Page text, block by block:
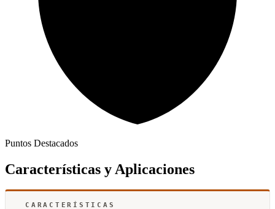
Puntos Destacados
Características y Aplicaciones
CARACTERÍSTICAS